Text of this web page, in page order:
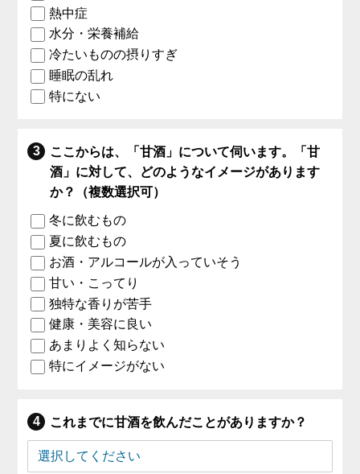
熱中症
水分・栄養補給
冷たいものの摂りすぎ
睡眠の乱れ
特にない
ここからは、「甘酒」について伺います。「甘
酒」に対して、どのようなイメージがあります
か？（複数選択可）
冬に飲むもの
夏に飲むもの
お酒・アルコールが入っていそう
甘い・こってり
独特な香りが苦手
健康・美容に良い
あまりよく知らない
特にイメージがない
これまでに甘酒を飲んだことがありますか？